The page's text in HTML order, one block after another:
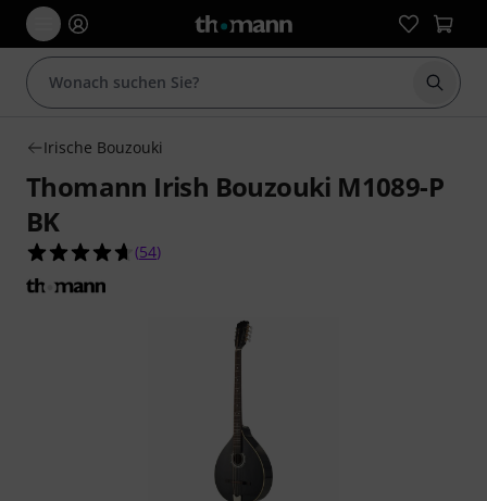
Suche
Irische Bouzouki
Thomann Irish Bouzouki M1089-P
BK
4.6 von 5 Sternen aus 54 Kundenbewertungen
(54)